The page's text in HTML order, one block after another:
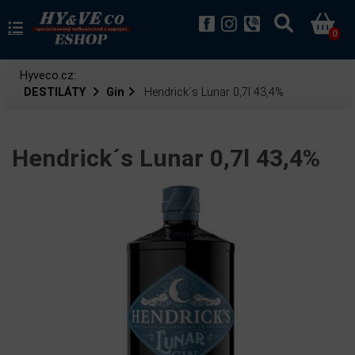
0
Hyveco.cz:
DESTILÁTY
Gin Hendrick´s Lunar 0,7l 43,4%
Hendrick´s Lunar 0,7l 43,4%